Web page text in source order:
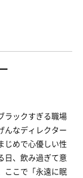
ラックすぎる職場
んなディレクター
じめで心優しい性
日、飲み過ぎて意
ここで「永遠に眠